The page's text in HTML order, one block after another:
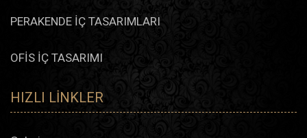
PERAKENDE İÇ TASARIMLARI
OFİS İÇ TASARIMI
HIZLI LINKLER